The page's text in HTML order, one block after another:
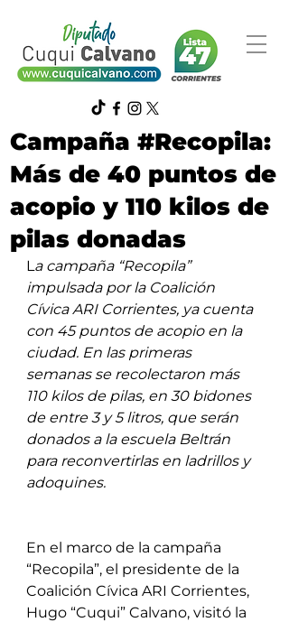
Campaña #Recopila:
Más de 40 puntos de
acopio y 110 kilos de
pilas donadas
La campaña “Recopila”
impulsada por la Coalición
Cívica ARI Corrientes, ya cuenta
con 45 puntos de acopio en la
ciudad. En las primeras
semanas se recolectaron más
110 kilos de pilas, en 30 bidones
de entre 3 y 5 litros, que serán
donados a la escuela Beltrán
para reconvertirlas en ladrillos y
adoquines.
En el marco de la campaña
“Recopila”, el presidente de la
Coalición Cívica ARI Corrientes,
Hugo “Cuqui” Calvano, visitó la